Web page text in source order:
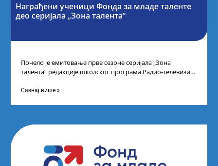
Награђени ученици Фонда за младе таленте
део серијала „Зона талента“
Почело је емитовање прве сезоне серијала „Зона
талента“ редакције школског програма Радио-телевизије
Сазнај више »